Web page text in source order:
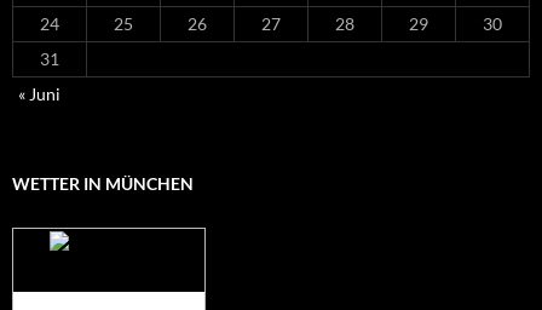
24
25 26 27 28 29
30
31
« Juni
WETTER IN MÜNCHEN